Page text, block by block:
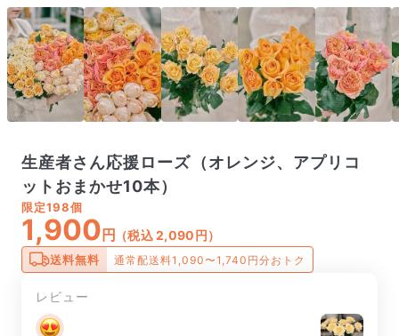
生産者さん応援ローズ（オレンジ、アプリコ
ットおまかせ10本）
限定198個
1,900 円 （税込 2,090円）
送料無料 通常配送料1,090〜1,740円分おトク
レビュー